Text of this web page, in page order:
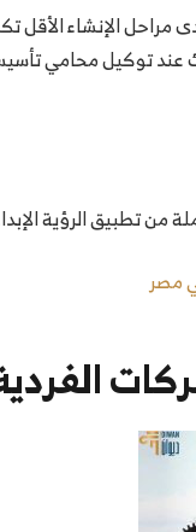
الإنشاء الأقل
توكيل محامي
من تطبيق الرؤية
مصر